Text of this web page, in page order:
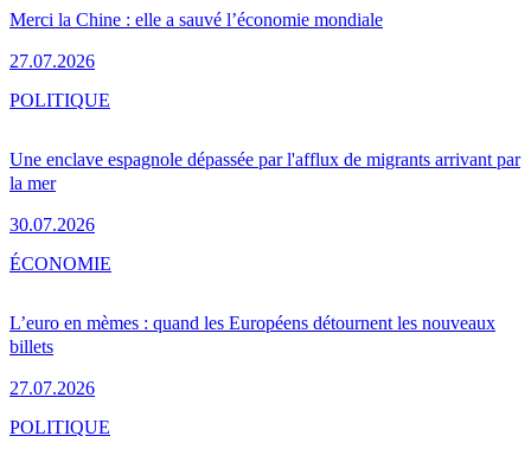
Merci la Chine : elle a sauvé l’économie mondiale
27.07.2026
Une enclave espagnole dépassée par l'afflux de migrants arrivant par
la mer
30.07.2026
POLITIQUE
L’euro en mèmes : quand les Européens détournent les nouveaux
billets
27.07.2026
ÉCONOMIE
POLITIQUE